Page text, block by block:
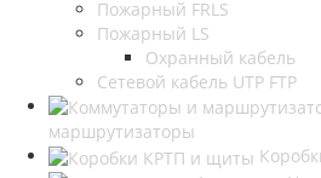
Пожарный FRLS
Пожарный LS
Охранный кабель
Сетевой кабель UTP FTP
маршрутизаторы